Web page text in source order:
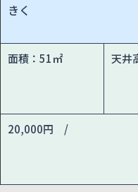
きく
面積：51㎡ 天井
20,000円 /